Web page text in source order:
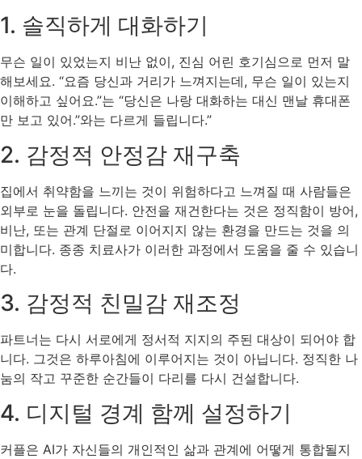
1. 솔직하게 대화하기
무슨 일이 있었는지 비난 없이, 진심 어린 호기심으로 먼저 말
해보세요. “요즘 당신과 거리가 느껴지는데, 무슨 일이 있는지
이해하고 싶어요.”는 “당신은 나랑 대화하는 대신 맨날 휴대폰
만 보고 있어.”와는 다르게 들립니다.”
2. 감정적 안정감 재구축
집에서 취약함을 느끼는 것이 위험하다고 느껴질 때 사람들은
외부로 눈을 돌립니다. 안전을 재건한다는 것은 정직함이 방어,
비난, 또는 관계 단절로 이어지지 않는 환경을 만드는 것을 의
미합니다. 종종 치료사가 이러한 과정에서 도움을 줄 수 있습니
다.
3. 감정적 친밀감 재조정
파트너는 다시 서로에게 정서적 지지의 주된 대상이 되어야 합
니다. 그것은 하루아침에 이루어지는 것이 아닙니다. 정직한 나
눔의 작고 꾸준한 순간들이 다리를 다시 건설합니다.
4. 디지털 경계 함께 설정하기
커플은 AI가 자신들의 개인적인 삶과 관계에 어떻게 통합될지